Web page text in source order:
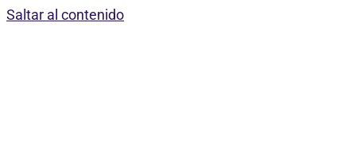
Saltar al contenido